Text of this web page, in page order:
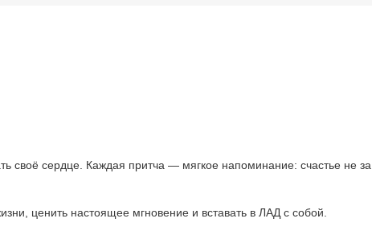
своё сердце. Каждая притча — мягкое напоминание: счастье не за
ценить настоящее мгновение и вставать в ЛАД с собой.